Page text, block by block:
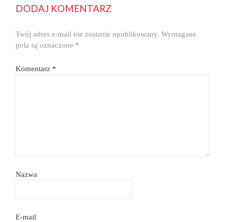
DODAJ KOMENTARZ
Twój adres e-mail nie zostanie opublikowany. Wymagane
pola są oznaczone *
Komentarz *
Nazwa
E-mail